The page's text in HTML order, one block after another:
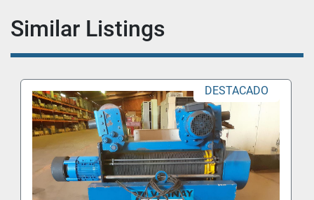
Similar Listings
DESTACADO